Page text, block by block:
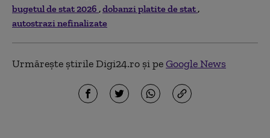
bugetul de stat 2026 dobanzi platite de stat
autostrazi nefinalizate
Urmărește știrile Digi24.ro și peGoogle News